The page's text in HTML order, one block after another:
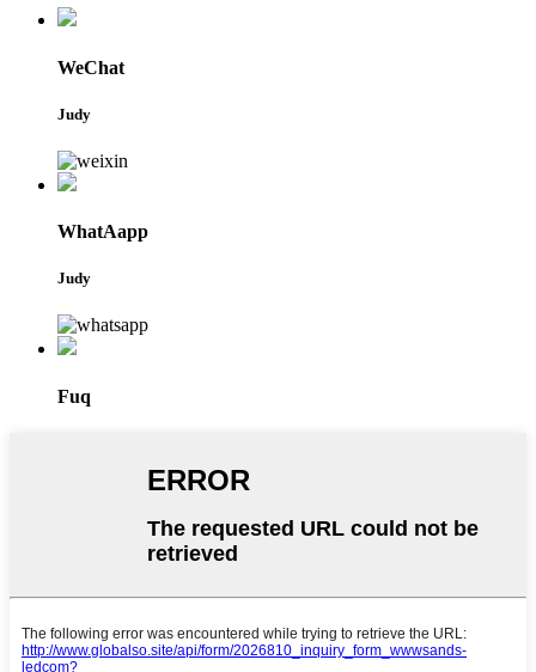
WeChat
Judy
WhatAapp
Judy
Fuq